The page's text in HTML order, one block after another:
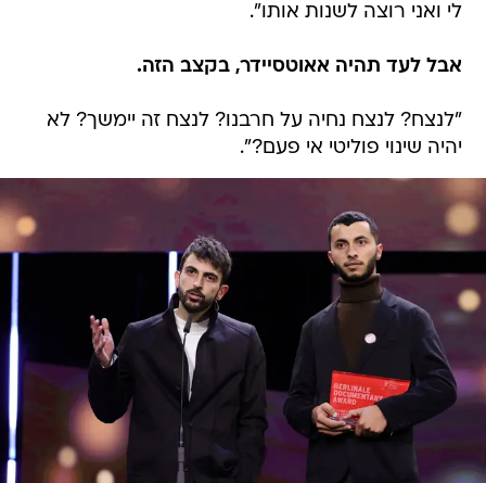
לי ואני רוצה לשנות אותו".
אבל לעד תהיה אאוטסיידר, בקצב הזה.
"לנצח? לנצח נחיה על חרבנו? לנצח זה יימשך? לא
יהיה שינוי פוליטי אי פעם?".